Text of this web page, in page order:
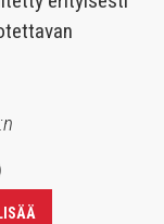
LISÄÄ